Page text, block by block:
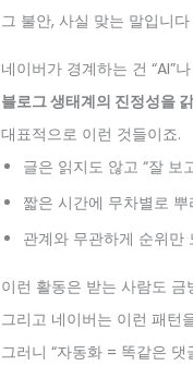
그 불안, 사실 맞는 말입니
네이버가 경계하는 건 “AI”
블로그 생태계의 진정성을
대표적으로 이런 것들이죠.
글은 읽지도 않고 “잘 보
짧은 시간에 무차별로
관계와 무관하게 순위만
이런 활동은 받는 사람도 금
그리고 네이버는 이런 패턴
그러니 “자동화 = 똑같은